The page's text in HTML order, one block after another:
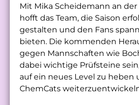
Mit Mika Scheidemann an
hofft das Team, die Saison
gestalten und den Fans
bieten. Die kommenden
gegen Mannschaften wie
dabei wichtige Prüfsteine
auf ein neues Level zu heben
ChemCats